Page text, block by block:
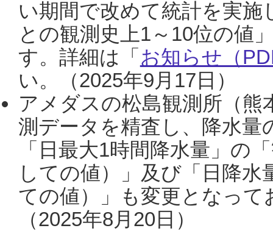
い期間で改めて統計を実
との観測史上1～10位の値
す。詳細は「 お知らせ（
い。（2025年9月17日）
アメダスの松島観測所（熊
測データを精査し、降水
「日最大1時間降水量」の
しての値）」及び「日降
ての値）」も変更となっ
（2025年8月20日）